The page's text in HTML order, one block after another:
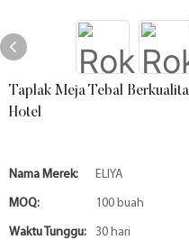
Taplak Meja Tebal
Hotel
Nama Merek: ELIYA
MOQ: 100 buah
Waktu Tunggu: 30 hari